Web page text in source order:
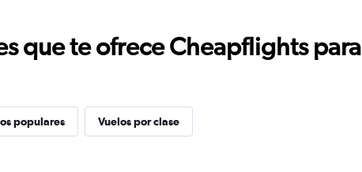
que te ofrece Cheapflights para
populares Vuelos por clase